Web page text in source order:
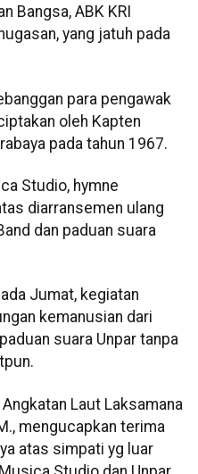
Bangsa, ABK KRI
yang jatuh pada
para pengawak
oleh Kapten
pada tahun 1967.
Studio, hymne
diarransemen ulang
dan paduan suara
Jumat, kegiatan
kemanusian dari
suara Unpar tanpa
Laut Laksamana
mengucapkan terima
atas simpati yg luar